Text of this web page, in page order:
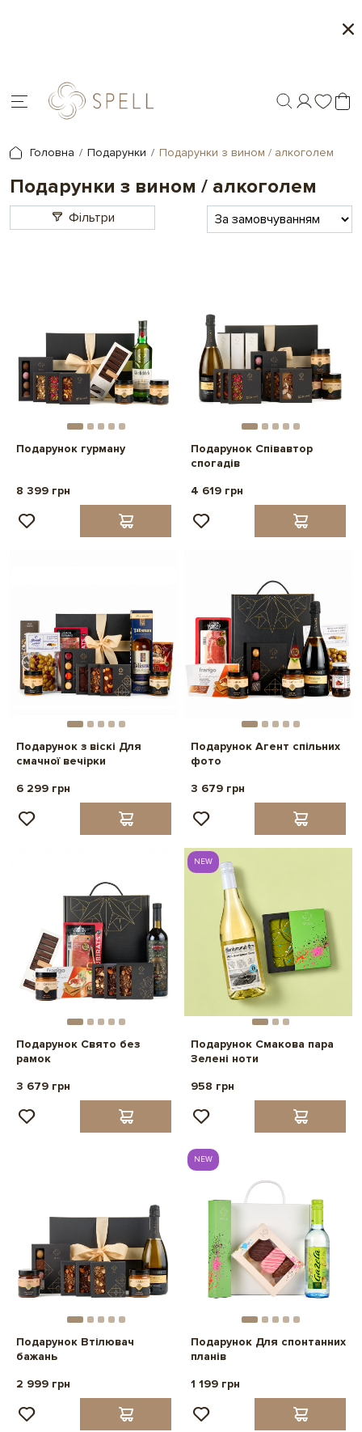
Головна Подарунки Подарунки з вином / алкоголем
Подарунки з вином / алкоголем
Фільтри
Подарунок гурману
8 399 грн
Подарунок Співавтор
спогадів
4 619 грн
Подарунок з віскі Для
смачної вечірки
6 299 грн
Подарунок Агент спільних
фото
3 679 грн
Подарунок Свято без
рамок
3 679 грн
NEW
Подарунок Смакова пара
Зелені ноти
958 грн
Подарунок Втілювач
бажань
2 999 грн
NEW
Подарунок Для спонтанних
планів
1 199 грн